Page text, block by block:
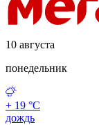
10 августа
понедельник
+ 19 °С
дождь